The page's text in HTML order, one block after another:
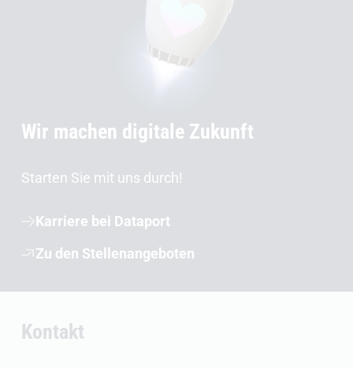
Wir machen digitale Zukunft
Starten Sie mit uns durch!
Karriere bei Dataport
Zu den Stellenangeboten
Kontakt